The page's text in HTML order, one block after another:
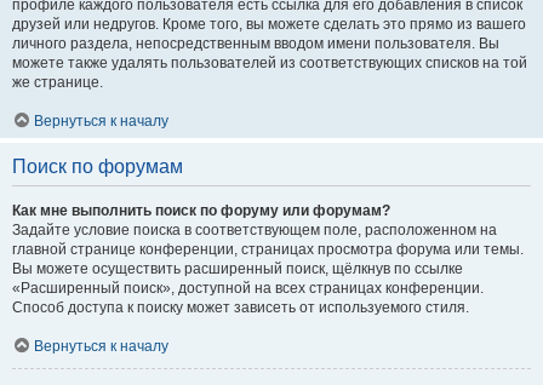
профиле каждого пользователя есть ссылка для его добавления в список
друзей или недругов. Кроме того, вы можете сделать это прямо из вашего
личного раздела, непосредственным вводом имени пользователя. Вы
можете также удалять пользователей из соответствующих списков на той
же странице.
Вернуться к началу
Поиск по форумам
Как мне выполнить поиск по форуму или форумам?
Задайте условие поиска в соответствующем поле, расположенном на
главной странице конференции, страницах просмотра форума или темы.
Вы можете осуществить расширенный поиск, щёлкнув по ссылке
«Расширенный поиск», доступной на всех страницах конференции.
Способ доступа к поиску может зависеть от используемого стиля.
Вернуться к началу